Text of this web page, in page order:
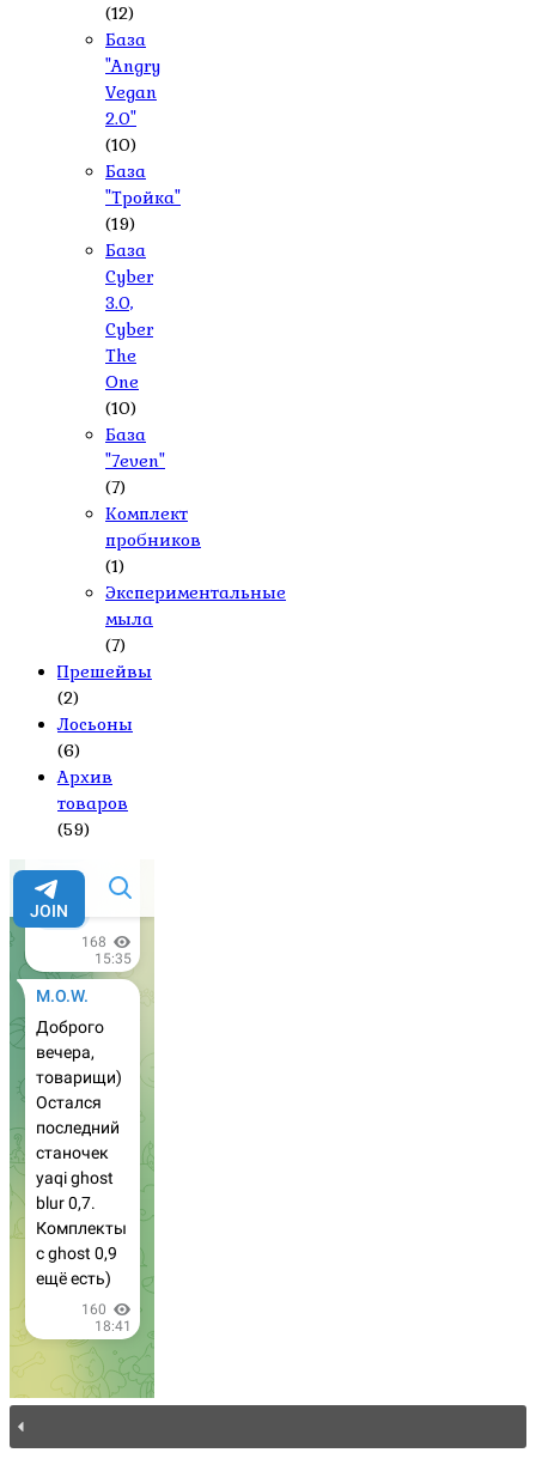
(12)
База
"Angry
Vegan
2.0"
(10)
База
"Тройка"
(19)
База
Cyber
3.0,
Cyber
The
One
(10)
База
"7even"
(7)
Комплект
пробников
(1)
Экспериментальные
мыла
(7)
Прешейвы
(2)
Лосьоны
(6)
Архив
товаров
(59)